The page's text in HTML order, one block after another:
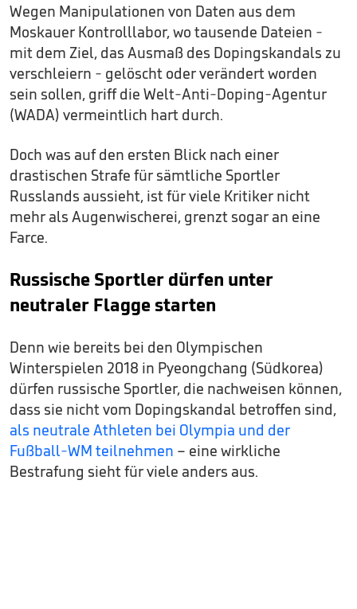
Wegen Manipulationen von Daten aus dem
Moskauer Kontrolllabor, wo tausende Dateien -
mit dem Ziel, das Ausmaß des Dopingskandals zu
verschleiern - gelöscht oder verändert worden
sein sollen, griff die Welt-Anti-Doping-Agentur
(WADA) vermeintlich hart durch.
Doch was auf den ersten Blick nach einer
drastischen Strafe für sämtliche Sportler
Russlands aussieht, ist für viele Kritiker nicht
mehr als Augenwischerei, grenzt sogar an eine
Farce.
Russische Sportler dürfen unter
neutraler Flagge starten
Denn wie bereits bei den Olympischen
Winterspielen 2018 in Pyeongchang (Südkorea)
dürfen russische Sportler, die nachweisen können,
dass sie nicht vom Dopingskandal betroffen sind,
als neutrale Athleten bei Olympia und der
Fußball-WM teilnehmen – eine wirkliche
Bestrafung sieht für viele anders aus.